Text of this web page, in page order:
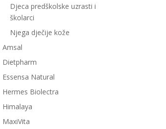
Djeca predškolske uzrasti i
školarci
Njega dječije kože
Amsal
Dietpharm
Essensa Natural
Hermes Biolectra
Himalaya
MaxiVita